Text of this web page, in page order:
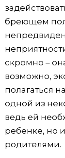
бреющем
скромно –
возможно,
полагаться
одной из
ведь ей
ребенке, но
родителями.